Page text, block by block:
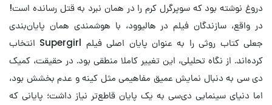
دروغ نوشته بود که سوپرگرل کرم را در همان نبرد به قتل رسانده است!
در واقع، سازندگان فیلم در هالیوود، با هوشمندی همان پایان‌بندی
جعلی کتاب روثی را به عنوان پایان اصلی فیلم Supergirl انتخاب
کرده‌اند. از نگاه تحلیلی، این تغییر کاملا منطقی بود. در حقیقت، کمیک
دی سی به دنبال نمایش عمیق مفاهیمی مثل کینه و عدم بخشش بود،
اما دنیای سینمایی دی‌سی به یک پایان قاطع‌تر نیاز داشت؛ پایانی که